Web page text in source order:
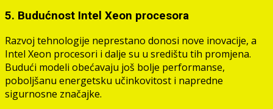
5. Budućnost Intel Xeon procesora
Razvoj tehnologije neprestano donosi nove inovacije, a
Intel Xeon procesori i dalje su u središtu tih promjena.
Budući modeli obećavaju još bolje performanse,
poboljšanu energetsku učinkovitost i napredne
sigurnosne značajke.